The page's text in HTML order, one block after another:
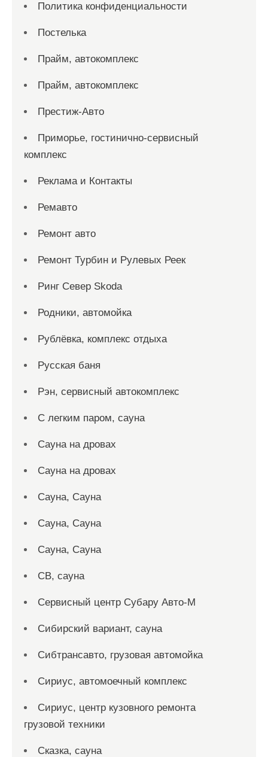
Политика конфиденциальности
Постелька
Прайм, автокомплекс
Прайм, автокомплекс
Престиж-Авто
Приморье, гостинично-сервисный
комплекс
Реклама и Контакты
Ремавто
Ремонт авто
Ремонт Турбин и Рулевых Реек
Ринг Север Skoda
Родники, автомойка
Рублёвка, комплекс отдыха
Русская баня
Рэн, сервисный автокомплекс
С легким паром, сауна
Сауна на дровах
Сауна на дровах
Сауна, Сауна
Сауна, Сауна
Сауна, Сауна
СВ, сауна
Сервисный центр Субару Авто-М
Сибирский вариант, сауна
Сибтрансавто, грузовая автомойка
Сириус, автомоечный комплекс
Сириус, центр кузовного ремонта
грузовой техники
Сказка, сауна